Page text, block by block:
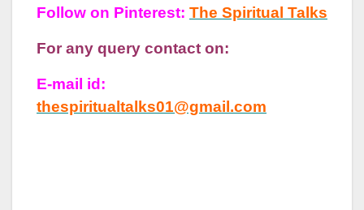
Follow on Pinterest: The Spiritual Talks
For any query contact on:
E-mail id:
thespiritualtalks01@gmail.com